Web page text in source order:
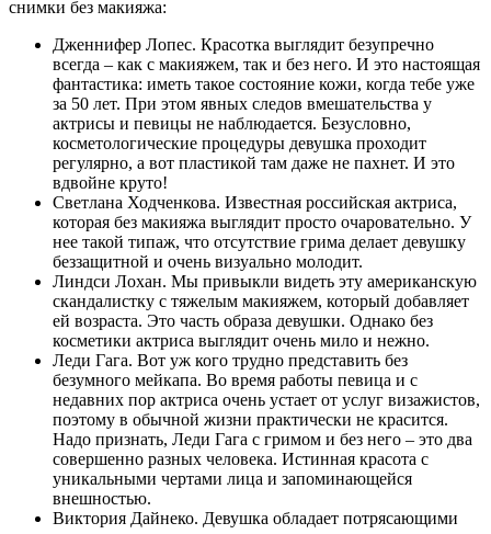
снимки без макияжа:
Дженнифер Лопес. Красотка выглядит безупречно
всегда – как с макияжем, так и без него. И это настоящая
фантастика: иметь такое состояние кожи, когда тебе уже
за 50 лет. При этом явных следов вмешательства у
актрисы и певицы не наблюдается. Безусловно,
косметологические процедуры девушка проходит
регулярно, а вот пластикой там даже не пахнет. И это
вдвойне круто!
Светлана Ходченкова. Известная российская актриса,
которая без макияжа выглядит просто очаровательно. У
нее такой типаж, что отсутствие грима делает девушку
беззащитной и очень визуально молодит.
Линдси Лохан. Мы привыкли видеть эту американскую
скандалистку с тяжелым макияжем, который добавляет
ей возраста. Это часть образа девушки. Однако без
косметики актриса выглядит очень мило и нежно.
Леди Гага. Вот уж кого трудно представить без
безумного мейкапа. Во время работы певица и с
недавних пор актриса очень устает от услуг визажистов,
поэтому в обычной жизни практически не красится.
Надо признать, Леди Гага с гримом и без него – это два
совершенно разных человека. Истинная красота с
уникальными чертами лица и запоминающейся
внешностью.
Виктория Дайнеко. Девушка обладает потрясающими